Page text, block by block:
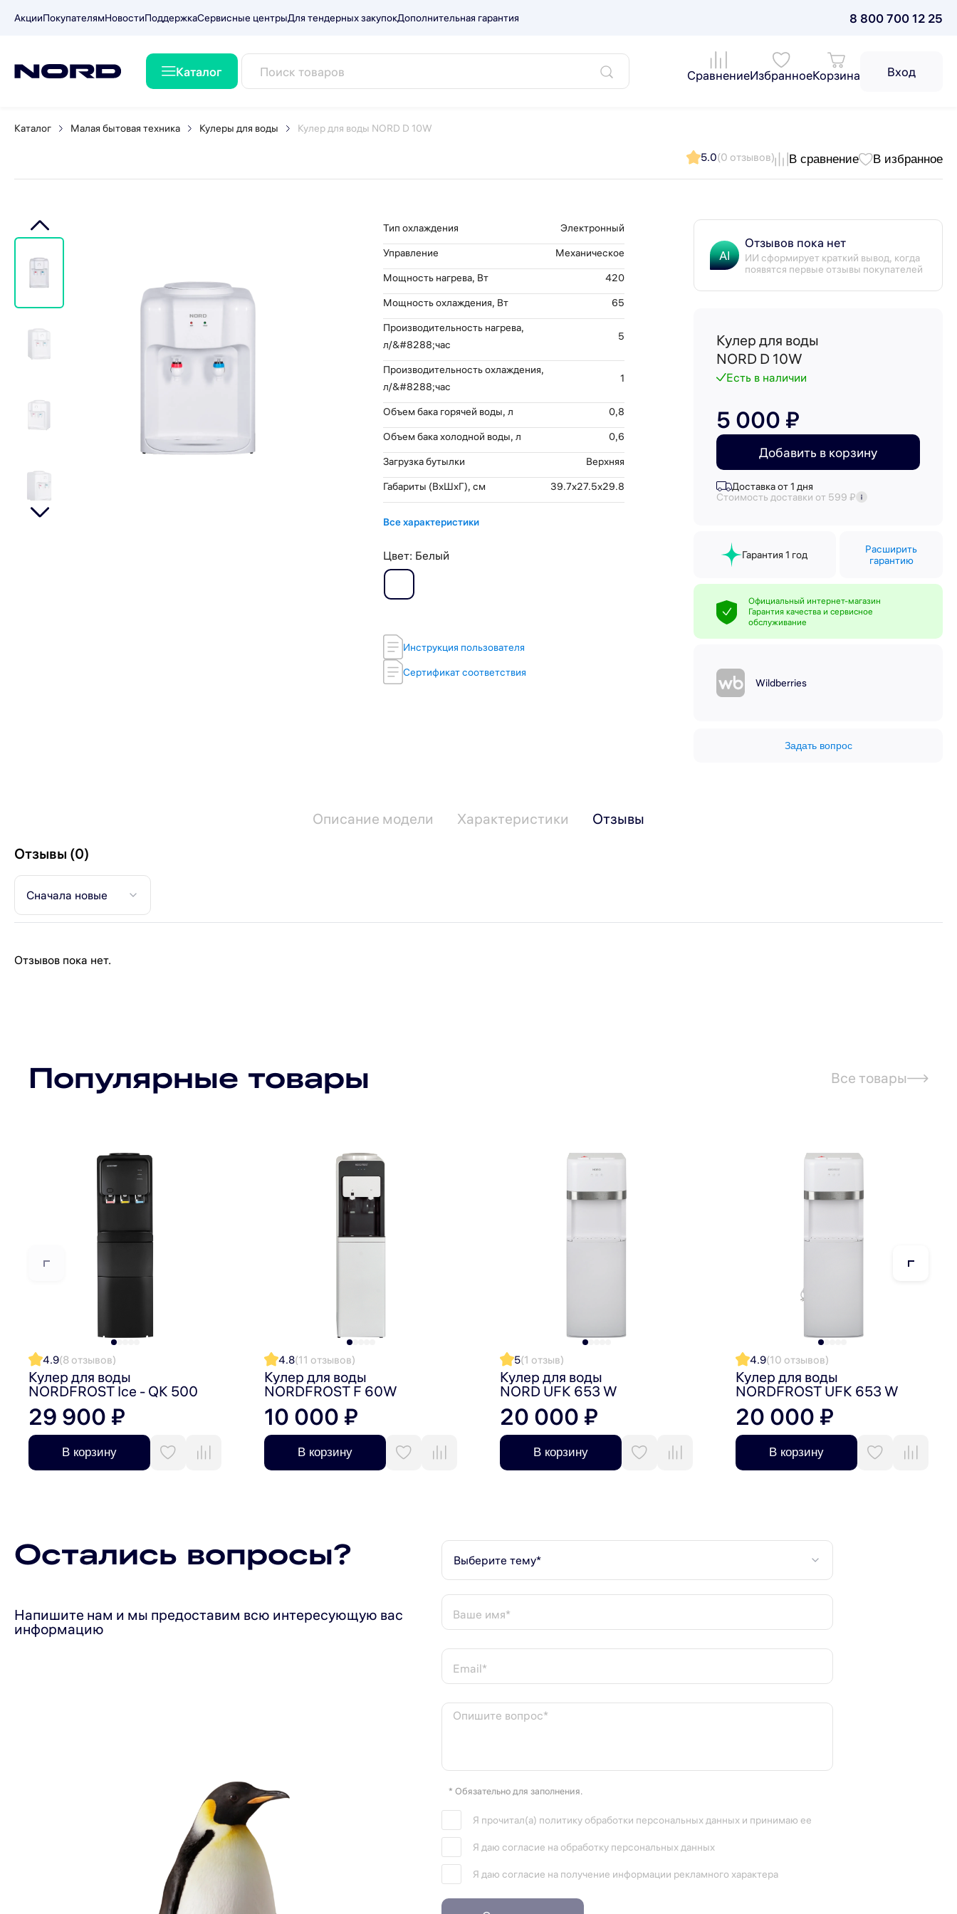
АкцииПокупателямНовостиПоддержкаСервисные центрыДля тендерных закупокДополнительная гарантия 8 800 700 12 25
Каталог СравнениеИзбранноеКорзина Вход
Каталог Малая бытовая техника Кулеры для воды Кулер для воды NORD D 10W
5.0(0 отзывов) В сравнение В избранное
Тип охлаждения
Электронный
Управление
Механическое
Мощность нагрева, Вт
420
Мощность охлаждения, Вт
65
Производительность нагрева,
л/&#8288;час
5
Производительность охлаждения,
л/&#8288;час
1
Объем бака горячей воды, л
0,8
Объем бака холодной воды, л
0,6
Загрузка бутылки
Верхняя
Габариты (ВхШхГ), см
39.7x27.5x29.8
Все характеристики
Цвет: Белый
Инструкция пользователя
Сертификат соответствия
AI
Отзывов пока нет
ИИ сформирует краткий вывод, когда
появятся первые отзывы покупателей
Кулер для воды
NORD D 10W
Есть в наличии
5 000 ₽
Добавить в корзину
Доставка от 1 дня
Стоимость доставки от 599 ₽
Гарантия 1 год
Расширить
гарантию
Официальный интернет-магазин
Гарантия качества и сервисное
обслуживание
Wildberries
Задать вопрос
Описание модели Характеристики
Отзывы
Отзывы (0)
Сначала новые
Отзывов пока нет.
Популярные товары Все товары
4.9(8 отзывов)
Кулер для воды
NORDFROST Ice - QK 500
29 900 ₽
В корзину
4.8(11 отзывов)
Кулер для воды
NORDFROST F 60W
10 000 ₽
В корзину
5(1 отзыв)
Кулер для воды
NORD UFK 653 W
20 000 ₽
В корзину
4.9(10 отзывов)
Кулер для воды
NORDFROST UFK 653 W
20 000 ₽
В корзину
Остались вопросы?
Напишите нам и мы предоставим всю интересующую вас
информацию
Выберите тему*
Ваше имя*
Email*
Опишите вопрос*
* Обязательно для заполнения.
Я прочитал(а) политику обработки персональных данных и принимаю ее
Я даю согласие на обработку персональных данных
Я даю согласие на получение информации рекламного характера
Я даю согласие на получение рекламной рассылки